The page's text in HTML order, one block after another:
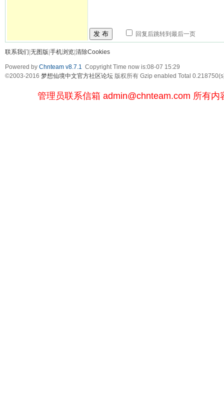
发 布 回复后跳转到最后一页
联系我们 无图版 手机浏览 清除Cookies
Powered by Chnteam v8.7.1 Copyright Time now is:08-07 15:29
©2003-2016 梦想仙境中文官方社区论坛 版权所有 Gzip enabled Total
管理员联系信箱 admin@chnteam.com 所有内